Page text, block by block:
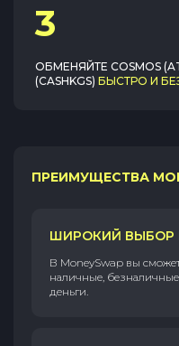
3
ОБМЕНЯЙТЕ COSMOS
(CASHKGS) БЫСТРО И
ПРЕИМУЩЕСТВА
ШИРОКИЙ ВЫБОР
В MoneySwap вы
наличные,
деньги.